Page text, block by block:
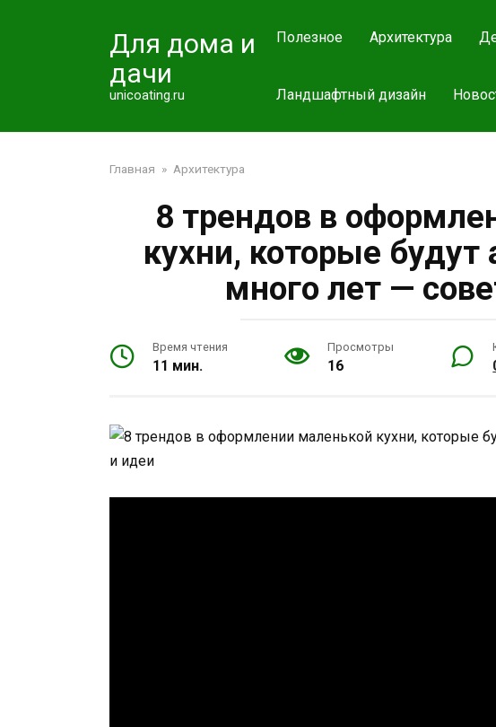
Для дома и
дачи
unicoating.ru
Полезное Архитектура
Ландшафтный дизайн
Главная » Архитектура
8 трендов в
кухни, которые
много лет —
Время чтения
11 мин.
Просмотры
16